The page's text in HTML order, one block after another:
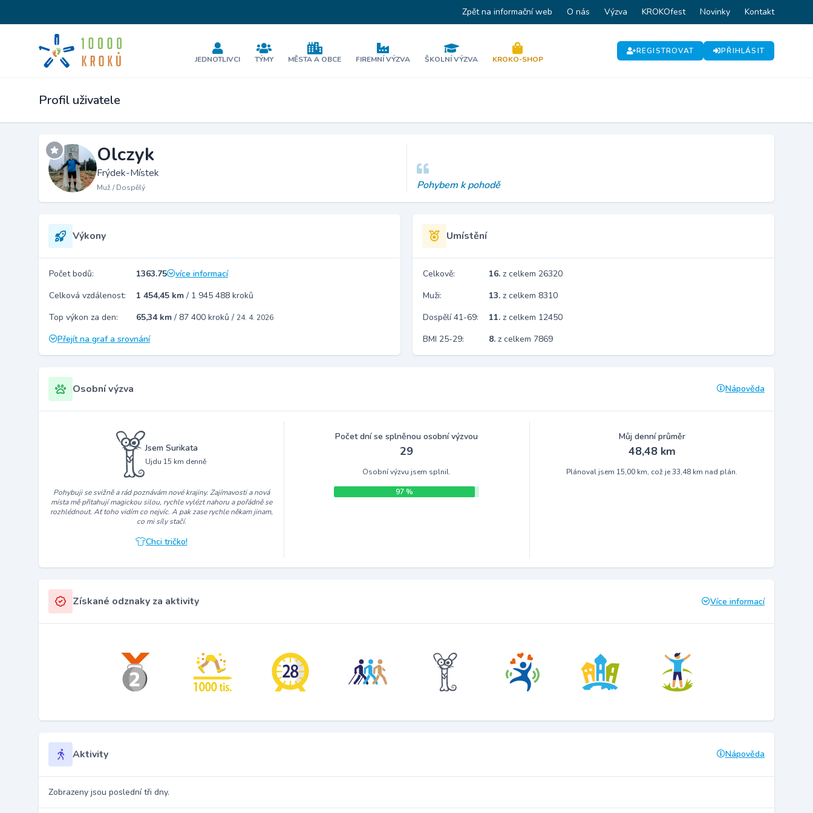
Zpět na informační web O nás Výzva KROKOfest Novinky Kontakt
JEDNOTLIVCI TÝMY MĚSTA A OBCE FIREMNÍ VÝZVA ŠKOLNÍ VÝZVA KROKO-SHOP
REGISTROVAT PŘIHLÁSIT
Profil uživatele
Olczyk
Frýdek-Místek
Muž / Dospělý Pohybem k pohodě
Výkony
Počet bodů: 1363.75
více informací
Celková vzdálenost:
1 454,45 km / 1 945 488 kroků
Top výkon za den:
65,34 km / 87 400 kroků / 24. 4. 2026
Přejít na graf a srovnání
Umístění
Celkově: 16. z celkem 26320
Muži:
13. z celkem 8310
Dospělí 41-69:
11. z celkem 12450
BMI 25-29:
8. z celkem 7869
Osobní výzva Nápověda
Jsem Surikata
Ujdu 15 km denně
Pohybuji se svižně a rád poznávám nové krajiny. Zajímavosti a nová
místa mě přitahují magickou silou, rychle vylézt nahoru a pořádně se
rozhlédnout. Ať toho vidím co nejvíc. A pak zase rychle někam jinam,
co mi síly stačí.
Chci tričko!
Počet dní se splněnou osobní výzvou
29
Osobní výzvu jsem splnil.
97 %
Můj denní průměr
48,48 km
Plánoval jsem 15,00 km, což je 33,48 km nad plán.
Získané odznaky za aktivity Více informací
Aktivity Nápověda
Zobrazeny jsou poslední tři dny.